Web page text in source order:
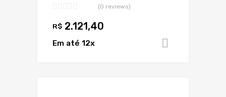
(0 reviews)
R$ 2.121,40
Em até 12x